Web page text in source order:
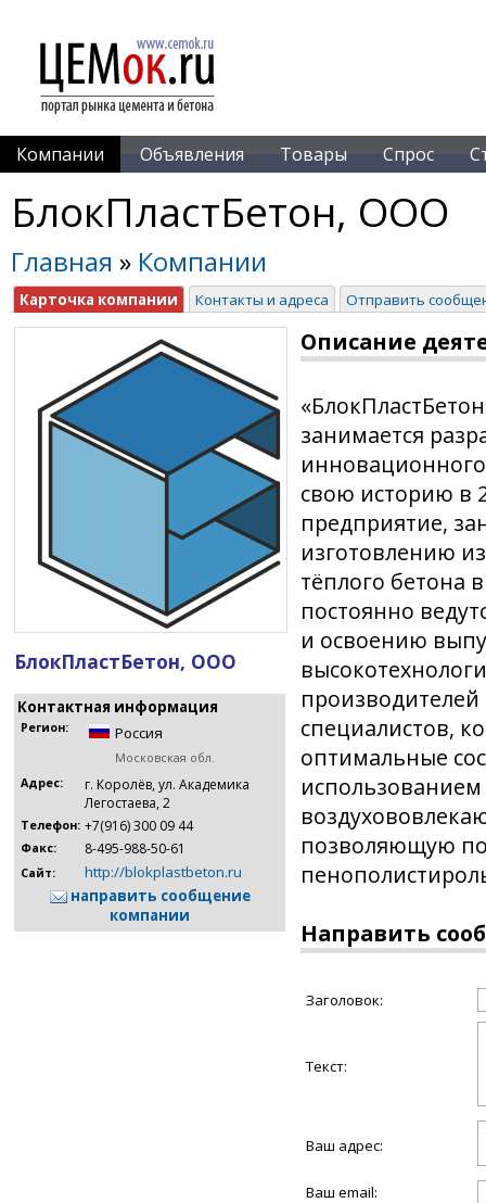
Компании Объявления Товары Спрос
БлокПластБетон, ООО
Главная » Компании
Карточка компании Контакты и адреса Отправить
БлокПластБетон, ООО
Контактная информация
Регион: Россия
Московская обл.
Адрес:
г. Королёв, ул. Академика
Легостаева, 2
Телефон: +7(916) 300 09 44
Факс: 8-495-988-50-61
Сайт:
http://blokplastbeton.ru
направить сообщение
компании
Описание
занимается
свою историю в
предприятие,
изготовлению
тёплого бетона
постоянно
и освоению
специалистов,
оптимальные
позволяющую
Направить
Заголовок:
Текст:
Ваш адрес:
Ваш email: